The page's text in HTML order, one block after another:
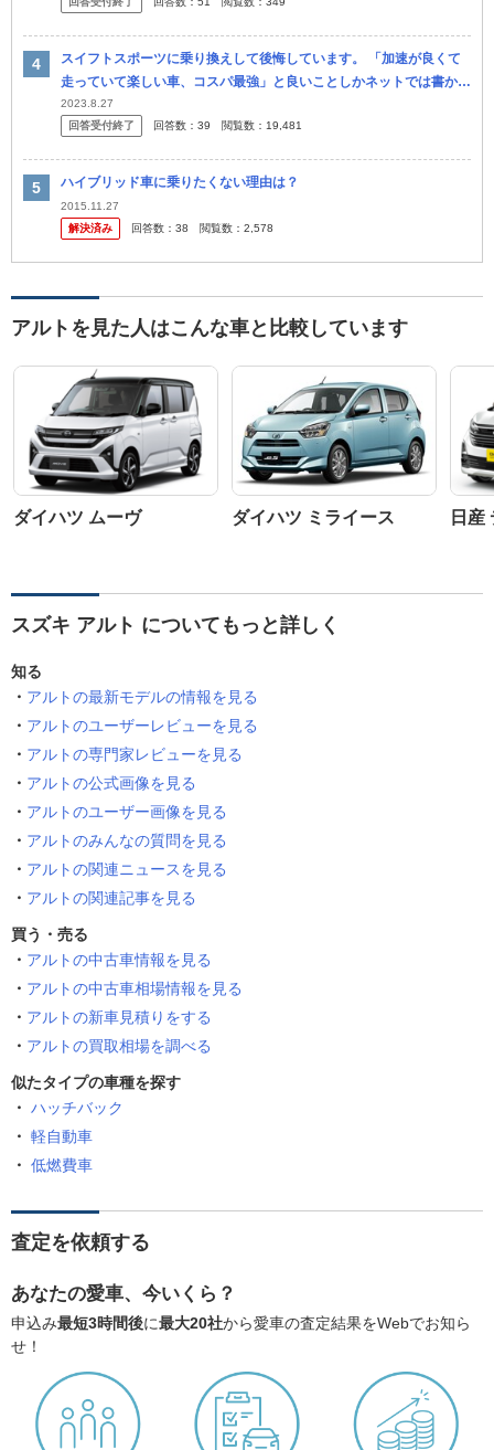
えませ...
スイフトスポーツに乗り換えして後悔しています。 「加速が良くて
走っていて楽しい車、コスパ最強」と良いことしかネットでは書かれ
てなくてそれを鵜呑みにした自分も悪いですが正直、良さが全く分か
りま...
2023.8.27
回答受付終了
回答数： 39 閲覧数： 19,481
ハイブリッド車に乗りたくない理由は？
2015.11.27
解決済み
回答数： 38 閲覧数： 2,578
アルトを見た人はこんな車と比較しています
ダイハツ ムーヴ ダイハツ ミライース 日産
スズキ アルト についてもっと詳しく
知る
アルトの最新モデルの情報を見る
アルトのユーザーレビューを見る
アルトの専門家レビューを見る
アルトの公式画像を見る
アルトのユーザー画像を見る
アルトのみんなの質問を見る
アルトの関連ニュースを見る
アルトの関連記事を見る
買う・売る
アルトの中古車情報を見る
アルトの中古車相場情報を見る
アルトの新車見積りをする
アルトの買取相場を調べる
似たタイプの車種を探す
ハッチバック
軽自動車
低燃費車
査定を依頼する
あなたの愛車、今いくら？
申込み最短3時間後に最大20社から愛車の査定結果をWebでお知ら
せ！